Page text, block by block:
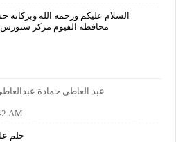
السلام عليكم ورحمه الله
عبد العاطي حمادة
AM
حلم علي